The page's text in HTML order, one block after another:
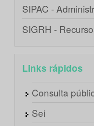
SIPAC -
SIGRH -
Links rápidos
Consulta
Sei